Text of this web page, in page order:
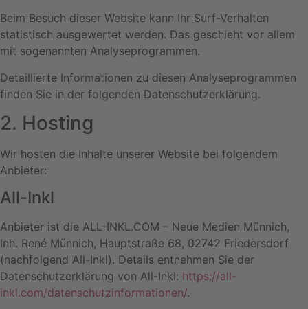
Beim Besuch dieser Website kann Ihr Surf-Verhalten
statistisch ausgewertet werden. Das geschieht vor allem
mit sogenannten Analyseprogrammen.
Detaillierte Informationen zu diesen Analyseprogrammen
finden Sie in der folgenden Datenschutzerklärung.
2. Hosting
Wir hosten die Inhalte unserer Website bei folgendem
Anbieter:
All-Inkl
Anbieter ist die ALL-INKL.COM – Neue Medien Münnich,
Inh. René Münnich, Hauptstraße 68, 02742 Friedersdorf
(nachfolgend All-Inkl). Details entnehmen Sie der
Datenschutzerklärung von All-Inkl: https://all-
inkl.com/datenschutzinformationen/.